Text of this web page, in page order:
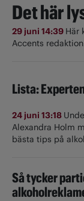
Det här
29 juni 14:39 Här
Accents
Lista:
24 juni 13:18
Alexandra Holm
bästa tips på
Så tycker